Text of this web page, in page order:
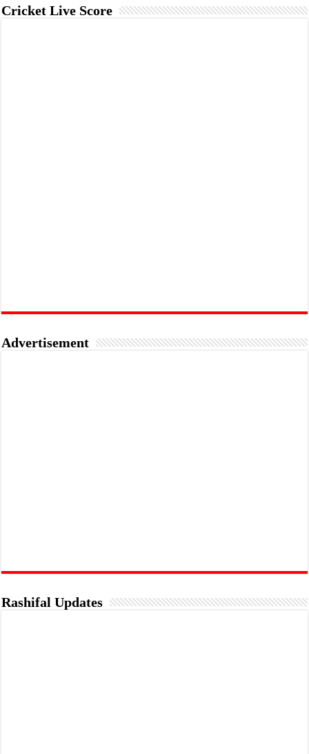
Cricket Live Score
Advertisement
Rashifal Updates